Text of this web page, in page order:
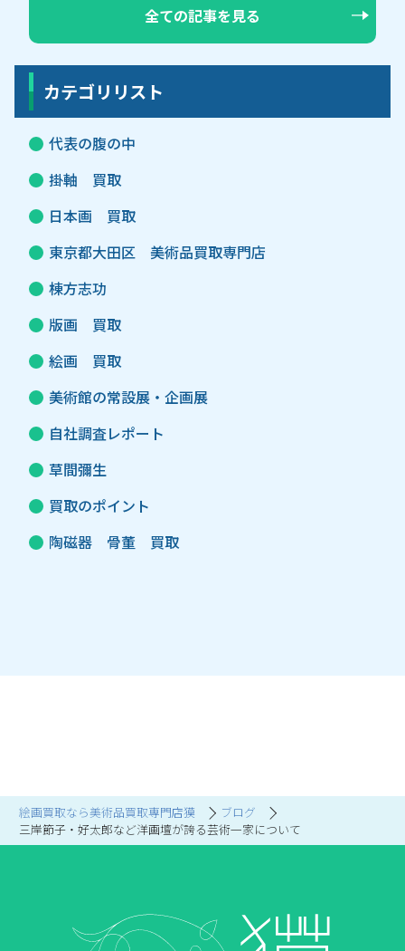
絵画買取なら美術品買取専門店獏
ブログ
三岸節子・好太郎など洋画壇が誇る芸術一家について
全ての記事を見る
カテゴリリスト
代表の腹の中
掛軸 買取
日本画 買取
東京都大田区 美術品買取専門店
棟方志功
版画 買取
絵画 買取
美術館の常設展・企画展
自社調査レポート
草間彌生
買取のポイント
陶磁器 骨董 買取